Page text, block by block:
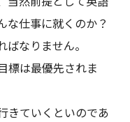
な仕事に就くのか？
なりません。
標は最優先されま
きていくといのであ